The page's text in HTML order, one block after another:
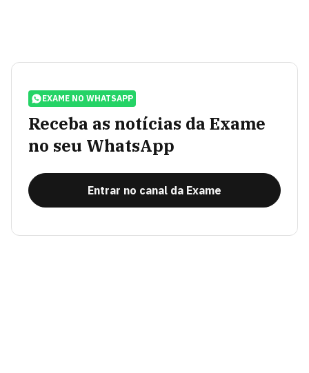
EXAME NO WHATSAPP
Receba as notícias da Exame
no seu WhatsApp
Entrar no canal da Exame